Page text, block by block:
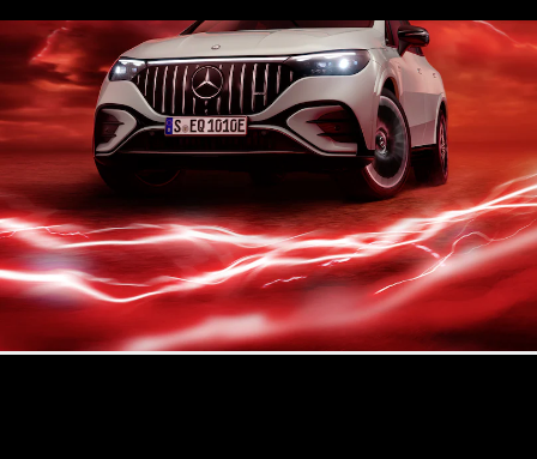
Alle modeller
Nye modeller
Elektriske modeller
Plug-in-hybrid modeller
Sedan